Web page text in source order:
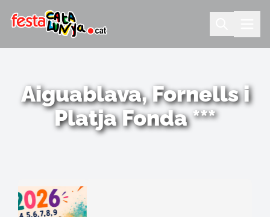
Aiguablava, Fornells i
Platja Fonda ***